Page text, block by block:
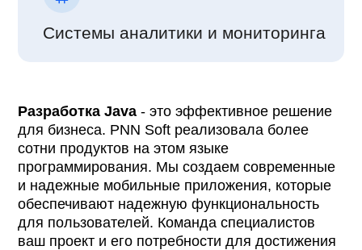
Системы аналитики и мониторинга
Разработка Java - это эффективное решение
для бизнеса. PNN Soft реализовала более
сотни продуктов на этом языке
программирования. Мы создаем современные
и надежные мобильные приложения, которые
обеспечивают надежную функциональность
для пользователей. Команда специалистов
ваш проект и его потребности для достижения